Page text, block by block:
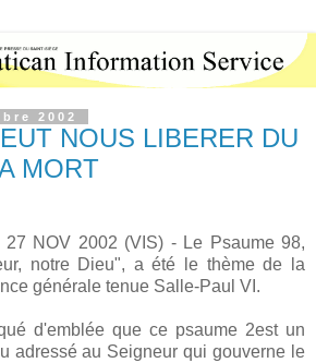
2002
NOUS LIBERER DU
MORT
NOV 2002 (VIS) - Le Psaume 98,
notre Dieu", a été le thème de la
générale tenue Salle-Paul VI.
d'emblée que ce psaume 2est un
adressé au Seigneur qui gouverne le